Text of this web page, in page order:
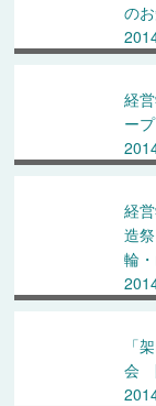
の
経
ー
経
造
輪
「
会